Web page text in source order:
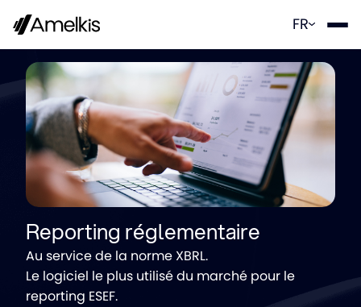
Panneau de gestion des cookies
FR
Reporting réglementaire
Au service de la norme XBRL.
Le logiciel le plus utilisé du marché pour le
reporting ESEF.